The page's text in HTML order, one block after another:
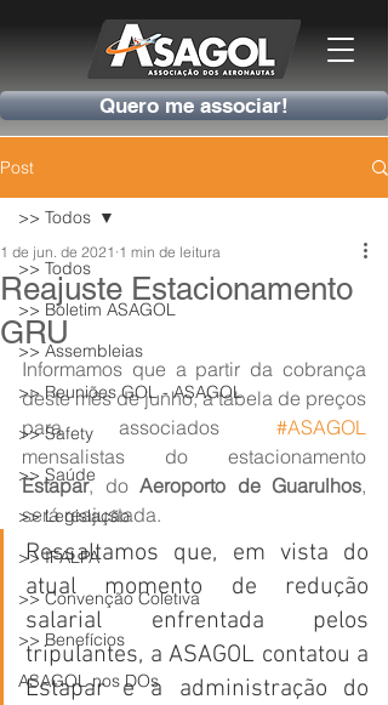
Quero me associar!
Post
>> Todos
>> Boletim ASAGOL
>> Assembleias
>> Reuniões GOL - ASAGOL
>> Safety
>> Saúde
>> Legislação
>> IFALPA
>> Convenção Coletiva
>> Benefícios
ASAGOL nos DOs
>> Todos
Reajuste Estacionamento
GRU
1 de jun. de 2021 1 min de leitura
Informamos que a partir da cobrança
deste mês de junho, a tabela de preços
para associados #ASAGOL
mensalistas do estacionamento
Estapar, do Aeroporto de Guarulhos,
será reajustada.
Ressaltamos que, em vista do
atual momento de redução
salarial enfrentada pelos
tripulantes, a ASAGOL contatou a
Estapar e a administração do